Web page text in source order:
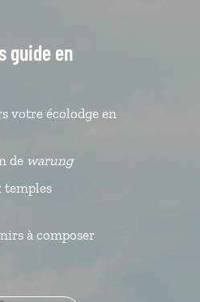
guide en
votre écolodge en
de warung
temples
à composer